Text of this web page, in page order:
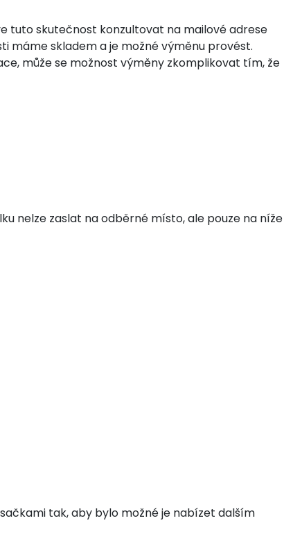
tuto skutečnost konzultovat na mailové adrese
máme skladem a je možné výměnu provést.
může se možnost výměny zkomplikovat tím, že
nelze zaslat na odběrné místo, ale pouze na níže
tak, aby bylo možné je nabízet dalším